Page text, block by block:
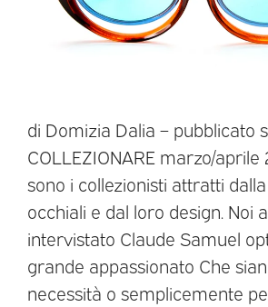
di Domizia Dalia – pubblicato
COLLEZIONARE marzo/aprile
sono i collezionisti attratti
occhiali e dal loro design. Noi
intervistato Claude Samuel
grande appassionato Che
necessità o semplicemente